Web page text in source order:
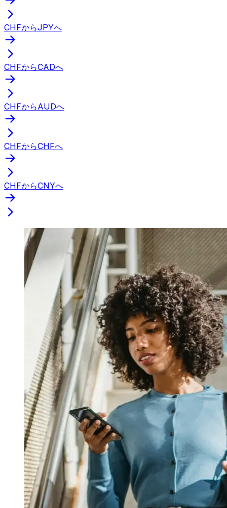
CHFからJPYへ
CHFからCADへ
CHFからAUDへ
CHFからCHFへ
CHFからCNYへ